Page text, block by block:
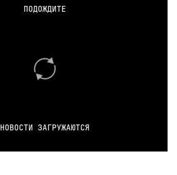
ПОДОЖДИТЕ
НОВОСТИ ЗАГРУЖАЮТСЯ